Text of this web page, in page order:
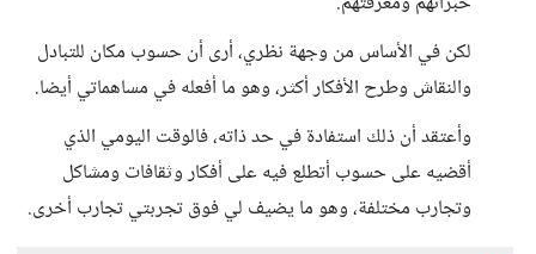
لكن في الأساس من وجهة نظري، أرى أن حسوب مكان للتبادل
والنقاش وطرح الأفكار أكثر، وهو ما أفعله في مساهماتي أيضا.
وأعتقد أن ذلك استفادة في حد ذاته، فالوقت اليومي الذي
أقضيه على حسوب أتطلع فيه على أفكار وثقافات ومشاكل
وتجارب مختلفة، وهو ما يضيف لي فوق تجربتي تجارب أخرى.